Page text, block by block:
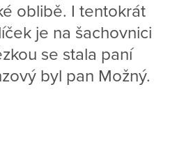
oblibě. I tentokrát
je na šachovnici
se stala paní
byl pan Možný.